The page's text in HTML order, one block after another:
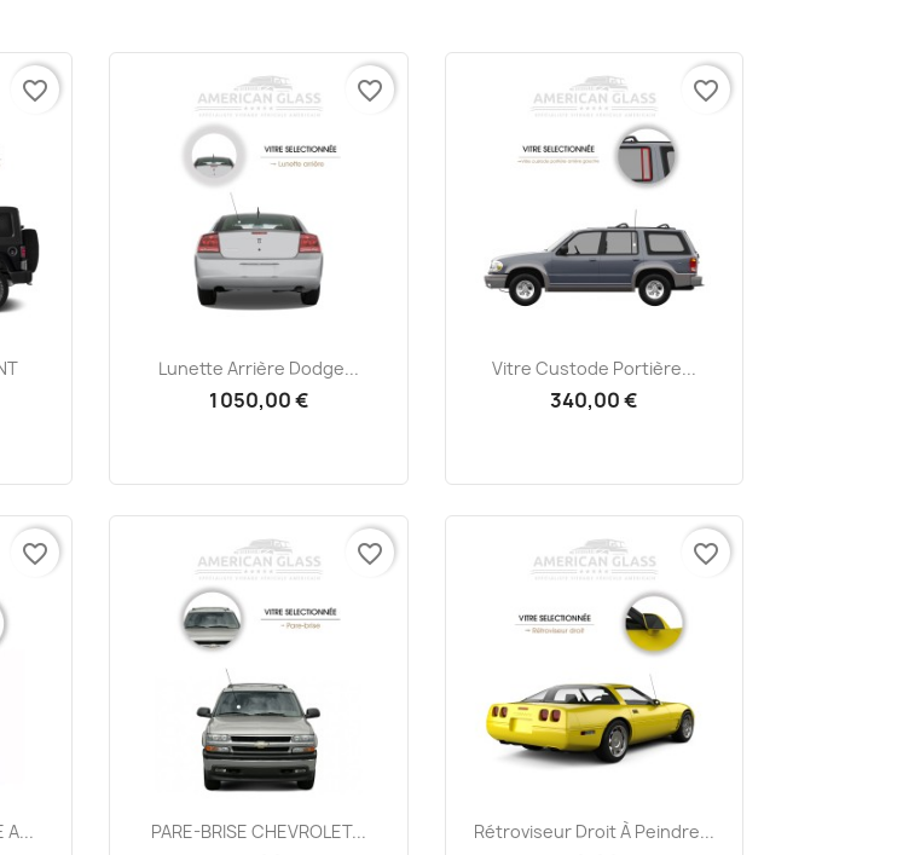
favorite_border
Aperçu rapide
Lunette Arrière Dodge...
1 050,00 €
favorite_border
Aperçu rapide
Vitre Custode Portière...
340,00 €
favorite_border
A...
favorite_border
Aperçu rapide
PARE-BRISE CHEVROLET...
favorite_border
Aperçu rapide
Rétroviseur Droit À Peindre...
favorite_border